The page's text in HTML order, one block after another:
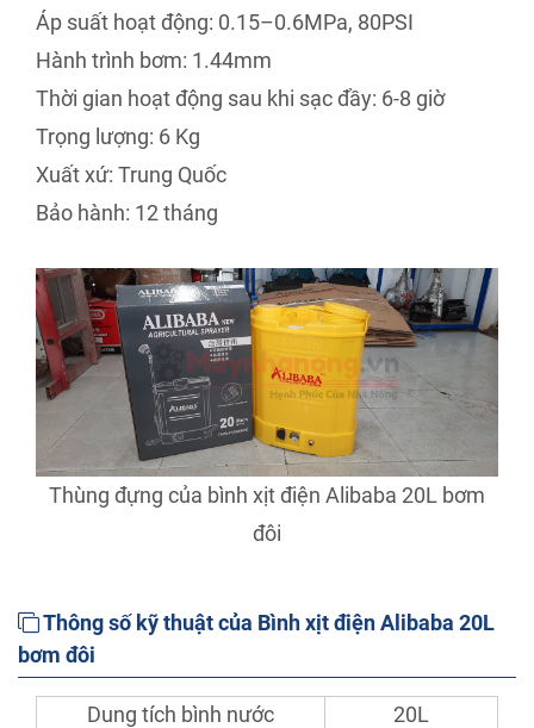
Áp suất hoạt động: 0.15–0.6MPa, 80PSI
Hành trình bơm: 1.44mm
Thời gian hoạt động sau khi sạc đầy: 6-8 giờ
Trọng lượng: 6 Kg
Xuất xứ: Trung Quốc
Bảo hành: 12 tháng
Thùng đựng của bình xịt điện Alibaba 20L bơm
đôi
Thông số kỹ thuật của Bình xịt điện Alibaba 20L
bơm đôi
Dung tích bình nước
20L